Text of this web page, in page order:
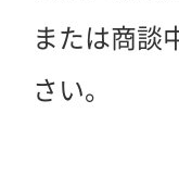
または商談
さい。